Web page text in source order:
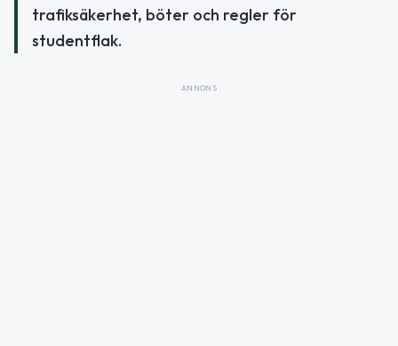
trafiksäkerhet, böter och regler för
studentflak.
ANNONS